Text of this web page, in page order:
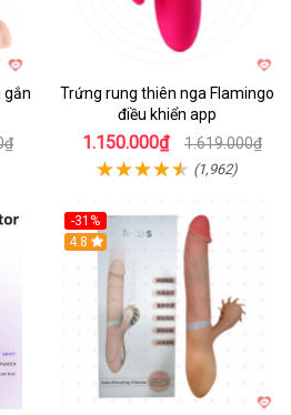
gắn
Trứng rung thiên nga Flamingo
điều khiển app
1.150.000₫ 1.619.000₫
(1,962)
-31%
4.8